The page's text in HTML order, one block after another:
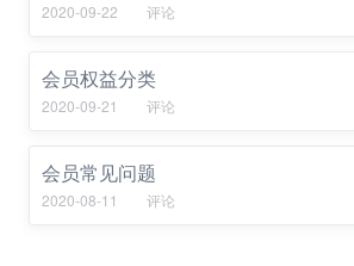
2020-09-22 评论
会员权益分类
2020-09-21 评论
会员常见问题
2020-08-11 评论